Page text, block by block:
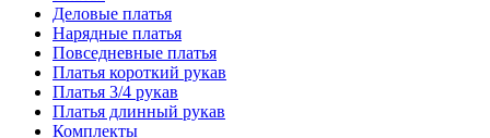
Деловые платья
Нарядные платья
Повседневные платья
Платья короткий рукав
Платья 3/4 рукав
Платья длинный рукав
Комплекты